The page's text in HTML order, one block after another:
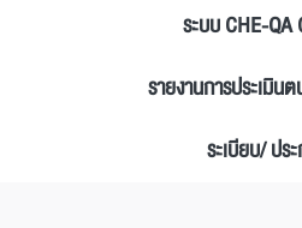
ระบบ CHE-
รายงานการประเมิน
ระเบียบ/ ปร